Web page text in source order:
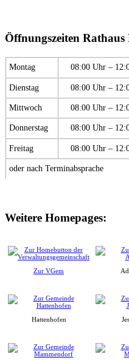
Öffnungszeiten
Montag 08:00 Uhr –
Dienstag 08:00 Uhr –
Mittwoch 08:00 Uhr –
Donnerstag 08:00 Uhr –
Freitag 08:00 Uhr –
oder nach Terminabsprache
Weitere Homepages:
Zur VGem
Hattenhofen